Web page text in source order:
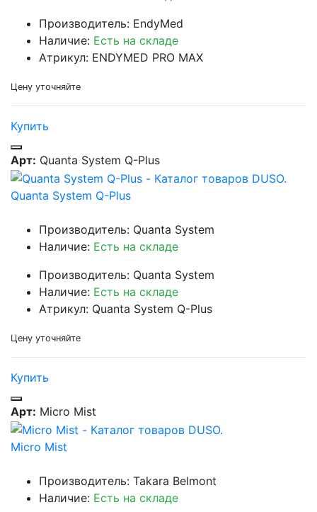
Производитель: EndyMed
Наличие: Есть на складе
Атрикул: ENDYMED PRO MAX
Цену уточняйте
Купить
Арт: Quanta System Q-Plus
Quanta System Q-Plus
Производитель: Quanta System
Наличие: Есть на складе
Производитель: Quanta System
Наличие: Есть на складе
Атрикул: Quanta System Q-Plus
Цену уточняйте
Купить
Арт: Micro Mist
Micro Mist
Производитель: Takara Belmont
Наличие: Есть на складе